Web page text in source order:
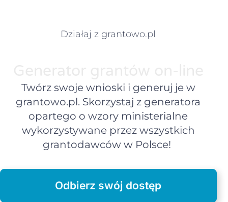
Działaj z grantowo.pl
Twórz swoje wnioski i generuj je w
grantowo.pl. Skorzystaj z generatora
opartego o wzory ministerialne
wykorzystywane przez wszystkich
grantodawców w Polsce!
Odbierz swój dostęp